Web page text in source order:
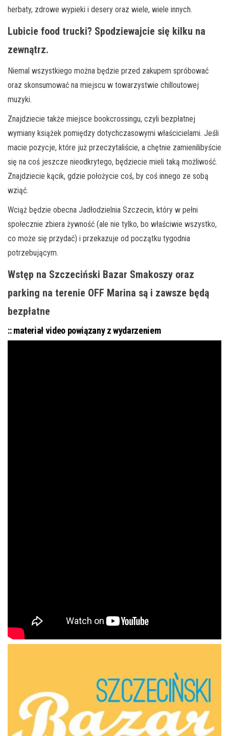
herbaty, zdrowe wypieki i desery oraz wiele, wiele innych.
Lubicie food trucki? Spodziewajcie się kilku na
zewnątrz.
Niemal wszystkiego można będzie przed zakupem spróbować
oraz skonsumować na miejscu w towarzystwie chilloutowej
muzyki.
Znajdziecie także miejsce bookcrossingu, czyli bezpłatnej
wymiany książek pomiędzy dotychczasowymi właścicielami. Jeśli
macie pozycje, które już przeczytaliście, a chętnie zamienilibyście
się na coś jeszcze nieodkrytego, będziecie mieli taką możliwość.
Znajdziecie kącik, gdzie położycie coś, by coś innego ze sobą
wziąć.
Wciąż będzie obecna Jadłodzielnia Szczecin, który w pełni
społecznie zbiera żywność (ale nie tylko, bo właściwie wszystko,
co może się przydać) i przekazuje od początku tygodnia
potrzebującym.
Wstęp na Szczeciński Bazar Smakoszy oraz
parking na terenie OFF Marina są i zawsze będą
bezpłatne
:: materiał video powiązany z wydarzeniem